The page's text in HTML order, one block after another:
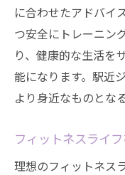
に合わせたアドバイ
つ安全にトレーニン
り、健康的な生活を
能になります。駅近
より身近なものとな
フィットネスライ
理想のフィットネス